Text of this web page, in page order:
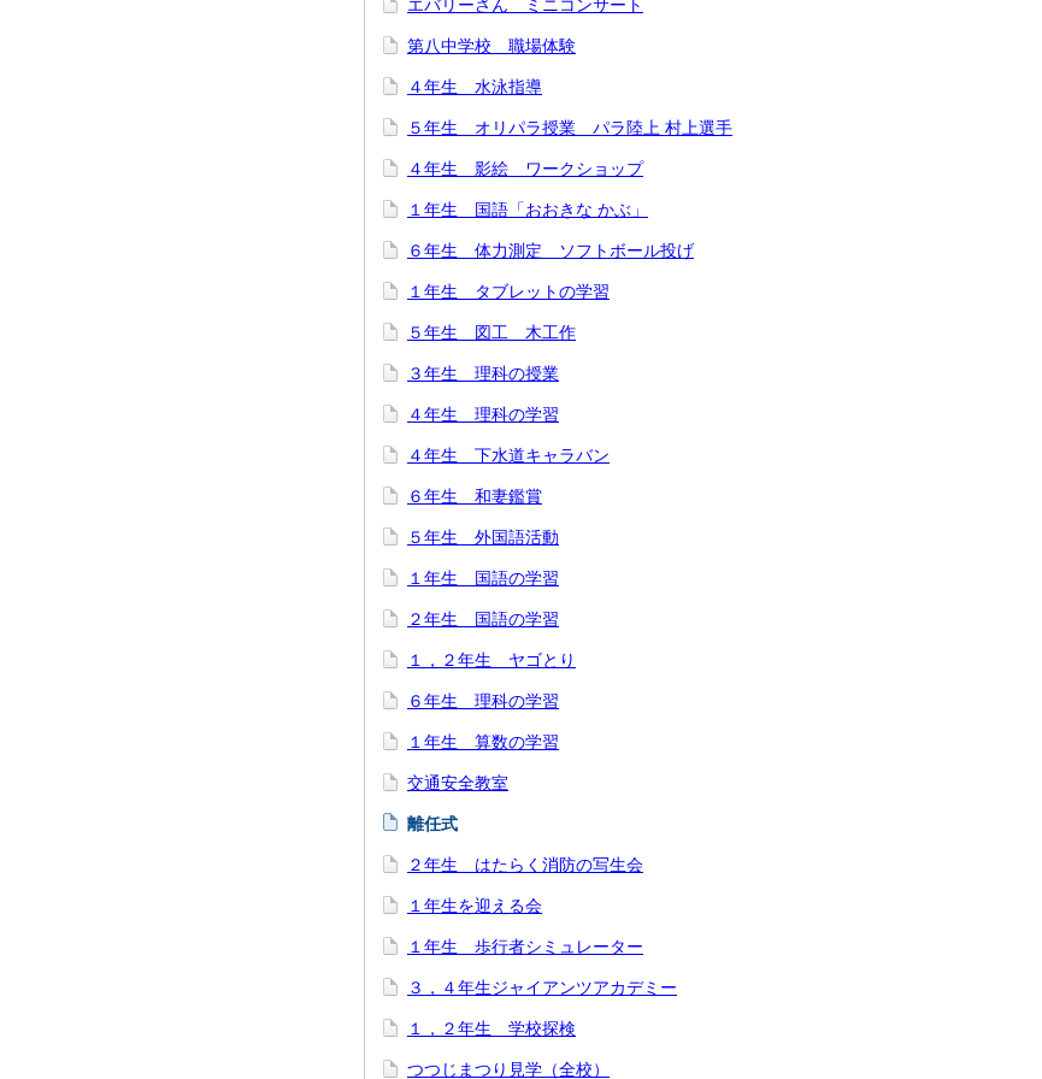
エバリーさん ミニコンサート
第八中学校 職場体験
４年生 水泳指導
５年生 オリパラ授業 パラ陸上 村上選手
４年生 影絵 ワークショップ
１年生 国語「おおきな かぶ」
６年生 体力測定 ソフトボール投げ
１年生 タブレットの学習
５年生 図工 木工作
３年生 理科の授業
４年生 理科の学習
４年生 下水道キャラバン
６年生 和妻鑑賞
５年生 外国語活動
１年生 国語の学習
２年生 国語の学習
１，２年生 ヤゴとり
６年生 理科の学習
１年生 算数の学習
交通安全教室
離任式
２年生 はたらく消防の写生会
１年生を迎える会
１年生 歩行者シミュレーター
３，４年生ジャイアンツアカデミー
１，２年生 学校探検
つつじまつり見学（全校）